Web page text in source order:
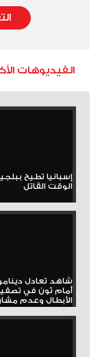
الفيديوهات
إسبانيا تطيح
الوقت القاتل
شاهد تعادل
أمام ثون في
الأبطال وعدم